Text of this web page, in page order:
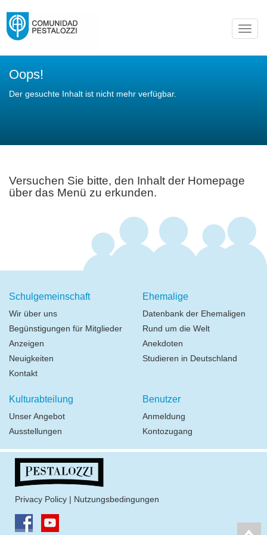
Oops!
Der gesuchte Inhalt ist nicht mehr verfügbar.
Versuchen Sie bitte, den Inhalt der Homepage
über das Menü zu erkunden.
Schulgemeinschaft
Wir über uns
Begünstigungen für Mitglieder
Anzeigen
Neuigkeiten
Kontakt
Ehemalige
Datenbank der Ehemaligen
Rund um die Welt
Anekdoten
Studieren in Deutschland
Kulturabteilung
Unser Angebot
Ausstellungen
Benutzer
Anmeldung
Kontozugang
Privacy Policy | Nutzungsbedingungen